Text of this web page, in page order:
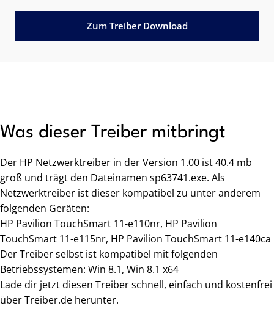
Zum Treiber Download
Was dieser Treiber mitbringt
Der HP Netzwerktreiber in der Version 1.00 ist 40.4 mb
groß und trägt den Dateinamen sp63741.exe. Als
Netzwerktreiber ist dieser kompatibel zu unter anderem
folgenden Geräten:
HP Pavilion TouchSmart 11-e110nr, HP Pavilion
TouchSmart 11-e115nr, HP Pavilion TouchSmart 11-e140ca
Der Treiber selbst ist kompatibel mit folgenden
Betriebssystemen: Win 8.1, Win 8.1 x64
Lade dir jetzt diesen Treiber schnell, einfach und kostenfrei
über Treiber.de herunter.